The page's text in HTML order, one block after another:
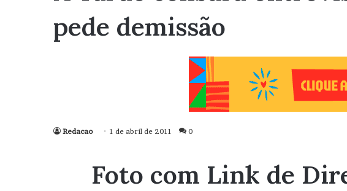
pede demissão
Redacao 1 de abril de 2011 0
Foto com Link de